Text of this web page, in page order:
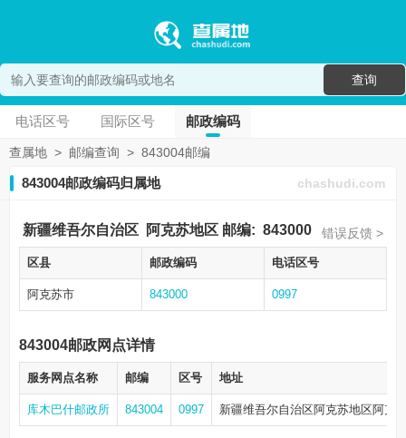
查询
电话区号 国际区号 邮政编码
查属地 > 邮编查询 > 843004邮编
843004邮政编码归属地 chashudi.com
新疆维吾尔自治区 阿克苏地区 邮编: 843000 错误反馈 >
区县 邮政编码 电话区号
阿克苏市 843000 0997
843004邮政网点详情
服务网点名称 邮编 区号 地址
库木巴什邮政所 843004 0997 新疆维吾尔自治区阿克苏地区阿克